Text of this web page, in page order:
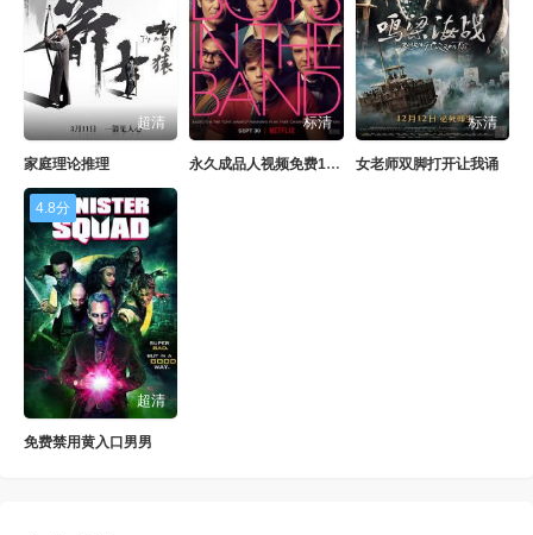
超清
家庭理论推理
标清
永久成品人视频免费1024
标清
女老师双脚打开让我诵
4.8分
超清
免费禁用黄入口男男